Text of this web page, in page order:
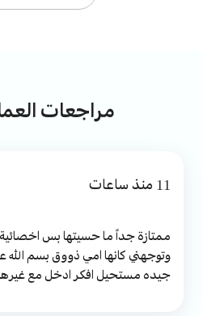
مراجعات
11 منذ ساعات
ممتازة جداً ما حسيتها بس
وتوجهني كانها امي ذووق بسم
جيده مستحيل افكر ادخل مع غيرها